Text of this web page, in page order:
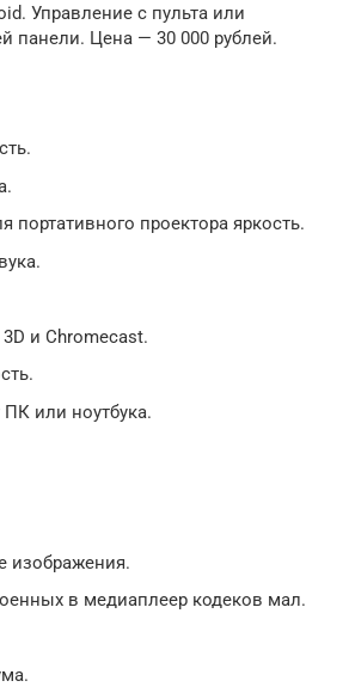
Управление с пульта или
панели. Цена — 30 000 рублей.
портативного проектора яркость.
и Chromecast.
или ноутбука.
изображения.
в медиаплеер кодеков мал.